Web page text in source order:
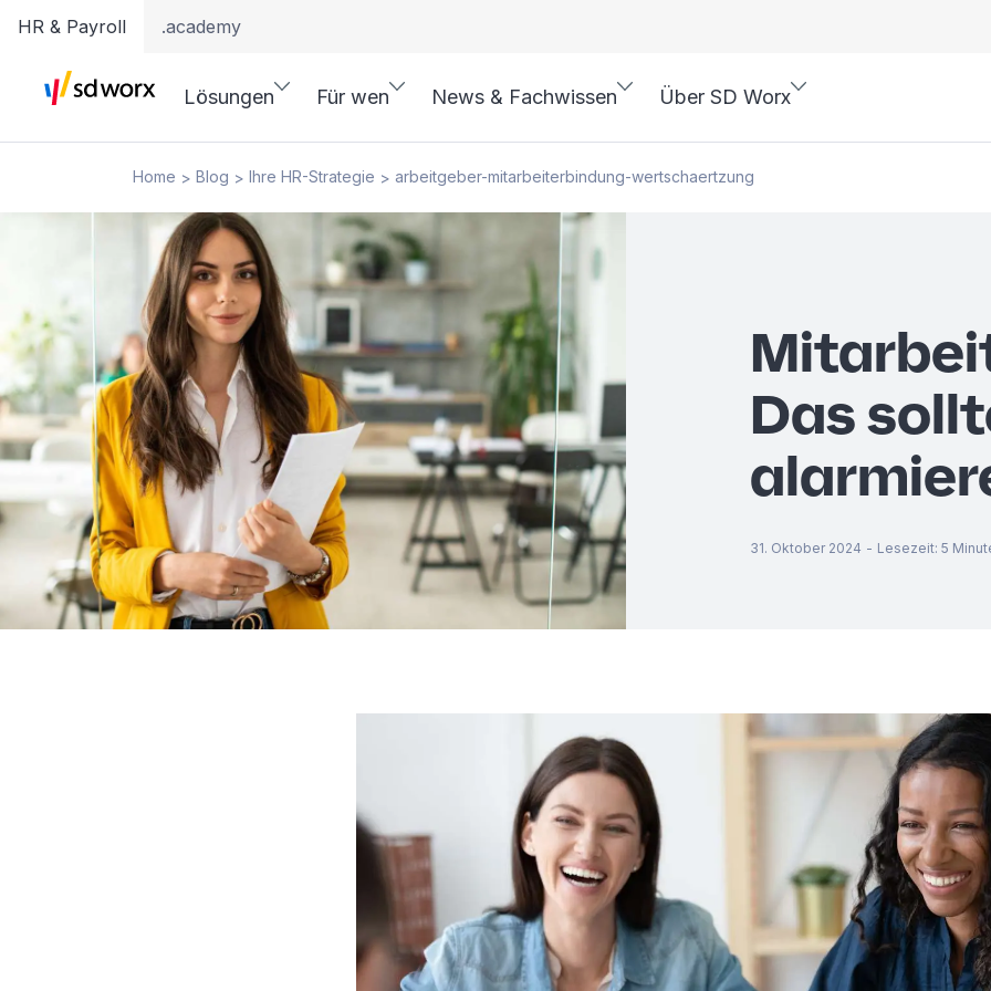
HR & Payroll .academy
Lösungen Für wen News & Fachwissen Über SD Worx
Home > Blog > Ihre HR-Strategie > arbeitgeber-mitarbeiterbindung-wertschaertzung
Das
31. Oktober 2024 - Lesezeit: 5